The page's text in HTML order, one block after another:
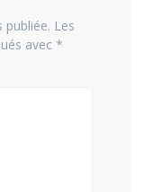
publiée. Les
avec *